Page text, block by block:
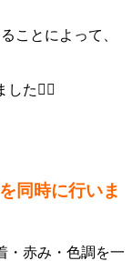
ことによって、
た💁‍♀️
同時に行いま
・赤み・色調を一